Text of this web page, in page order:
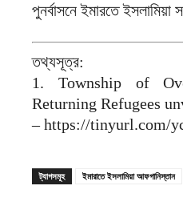
পুনর্বাসনে ইমারতে ইসলামিয়া
তথ্যসূত্র:
1. Township of
Returning Refugees
– https://tinyurl.com/
ট্যাগসমূহ ইমারাতে ইসলামিয়া আফগানিস্তান